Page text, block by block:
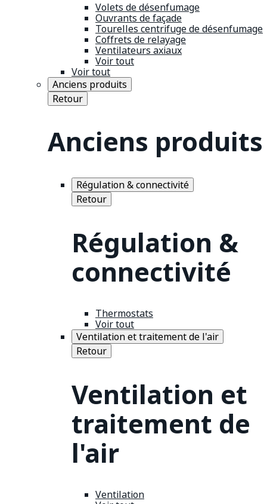
Volets de désenfumage
Ouvrants de façade
Tourelles centrifuge de désenfumage
Coffrets de relayage
Ventilateurs axiaux
Voir tout
Voir tout
Anciens produits
Retour
Anciens produits
Régulation & connectivité
Retour
Régulation &
connectivité
Thermostats
Voir tout
Ventilation et traitement de l'air
Retour
Ventilation et
traitement de
l'air
Ventilation